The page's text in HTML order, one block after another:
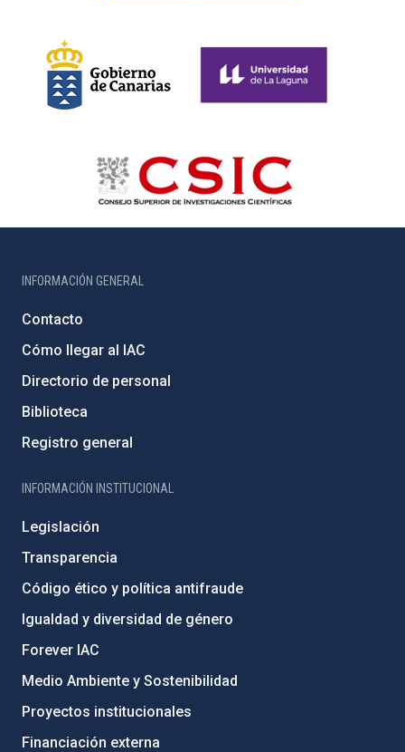
INFORMACIÓN GENERAL
Contacto
Cómo llegar al IAC
Directorio de personal
Biblioteca
Registro general
INFORMACIÓN INSTITUCIONAL
Legislación
Transparencia
Código ético y política antifraude
Igualdad y diversidad de género
Forever IAC
Medio Ambiente y Sostenibilidad
Proyectos institucionales
Financiación externa